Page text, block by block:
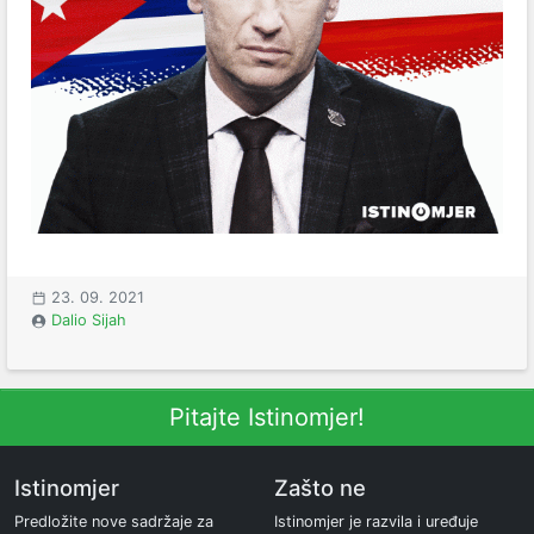
23. 09. 2021
Dalio Sijah
Pitajte Istinomjer!
Istinomjer
Predložite nove sadržaje za
Zašto ne
Istinomjer je razvila i uređuje